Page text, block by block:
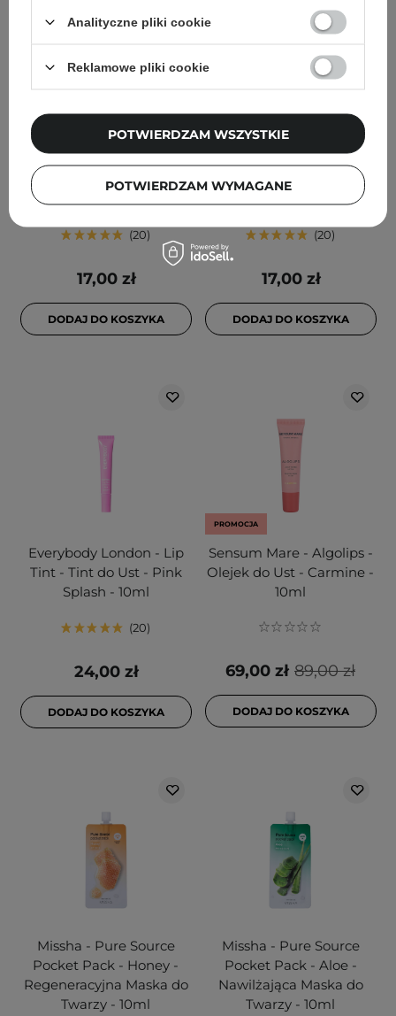
PROMOCJA
Everybody London -
Nawilżający Tint do Ust -
Holiday Sprinkles - 10ml
20
17,00 zł
DODAJ DO KOSZYKA
PROMOCJA
Everybody London -
Nawilżający Tint do Ust -
Cherry Cake - 10ml
20
17,00 zł
DODAJ DO KOSZYKA
Everybody London - Lip
Tint - Tint do Ust - Pink
Splash - 10ml
20
24,00 zł
DODAJ DO KOSZYKA
PROMOCJA
Sensum Mare - Algolips -
Olejek do Ust - Carmine -
10ml
89,00 zł
69,00 zł
DODAJ DO KOSZYKA
Missha - Pure Source
Pocket Pack - Honey -
Regeneracyjna Maska do
Twarzy - 10ml
Missha - Pure Source
Pocket Pack - Aloe -
Nawilżająca Maska do
Twarzy - 10ml
Analityczne pliki cookie
Reklamowe pliki cookie
POTWIERDZAM WYMAGANE
POTWIERDZAM WSZYSTKIE